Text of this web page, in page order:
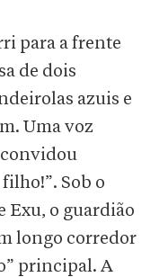
para a frente
de dois
azuis e
Uma voz
Sob o
Exu, o guardião
longo corredor
principal. A